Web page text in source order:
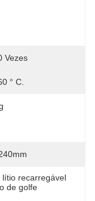
Vezes
° C.
lítio recarregável
de golfe